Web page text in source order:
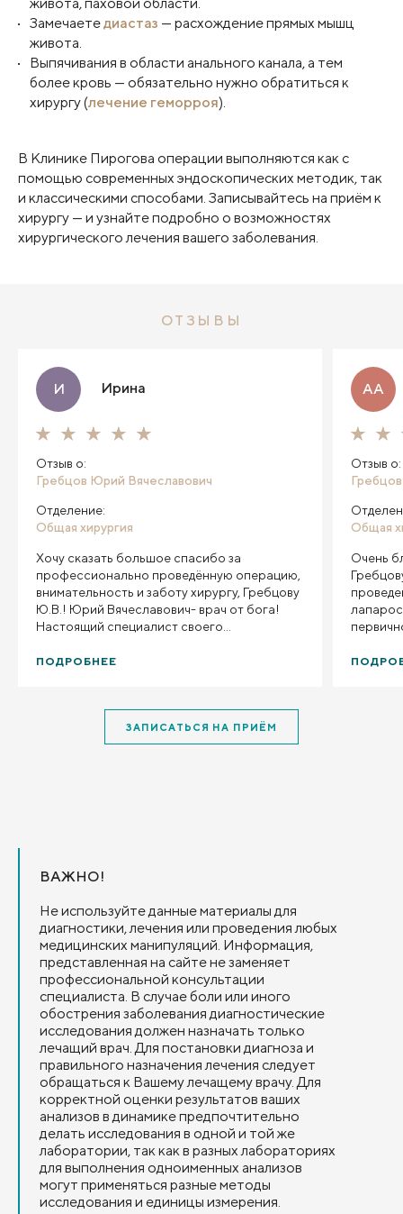
Замечаетедиастаз — расхождение прямых мышц
живота.
Выпячивания в области анального канала, а тем
более кровь — обязательно нужно обратиться к
хирургу (лечение геморроя).
В Клинике Пирогова операции выполняются как с
помощью современных эндоскопических методик, так
и классическими способами. Записывайтесь на приём к
хирургу — и узнайте подробно о возможностях
хирургического лечения вашего заболевания.
ОТЗЫВЫ
И Ирина
Отзыв о:
Гребцов Юрий Вячеславович
Отделение:
Общая хирургия
Хочу сказать большое спасибо за
профессионально проведённую операцию,
внимательность и заботу хирургу, Гребцову
Ю.В.! Юрий Вячеславович- врач от бога!
Настоящий специалист своего
имеющим проблемы с ЖКБ.Также хочу
4.12.2025г., 5 .12.уже была дома.
Реабилитация проходит успешно.Всех
благодарю!!!( в том числе мед.брата
ПОДРОБНЕЕ
АА
Отзыв о:
Общая
Очень
ЗАПИСАТЬСЯ НА ПРИЁМ
ВАЖНО!
Не используйте данные материалы для
диагностики, лечения или проведения любых
медицинских манипуляций. Информация,
представленная на сайте не заменяет
профессиональной консультации
специалиста. В случае боли или иного
обострения заболевания диагностические
исследования должен назначать только
лечащий врач. Для постановки диагноза и
правильного назначения лечения следует
обращаться к Вашему лечащему врачу. Для
корректной оценки результатов ваших
анализов в динамике предпочтительно
делать исследования в одной и той же
лаборатории, так как в разных лабораториях
для выполнения одноименных анализов
могут применяться разные методы
исследования и единицы измерения.